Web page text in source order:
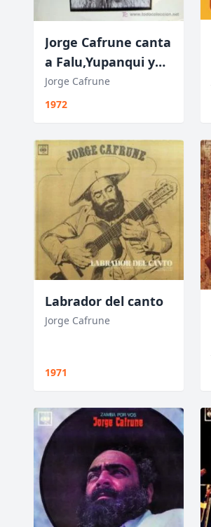
Jorge Cafrune canta
a Falu,Yupanqui y
Davalos
Jorge Cafrune
1972
Labrador del canto
Jorge Cafrune
1971